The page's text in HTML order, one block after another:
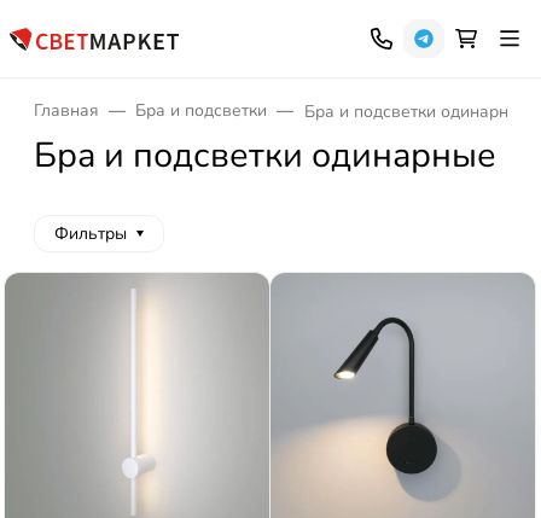
Главная Бра и подсветки Бра и подсветки одинарные
Бра и подсветки одинарные
Фильтры